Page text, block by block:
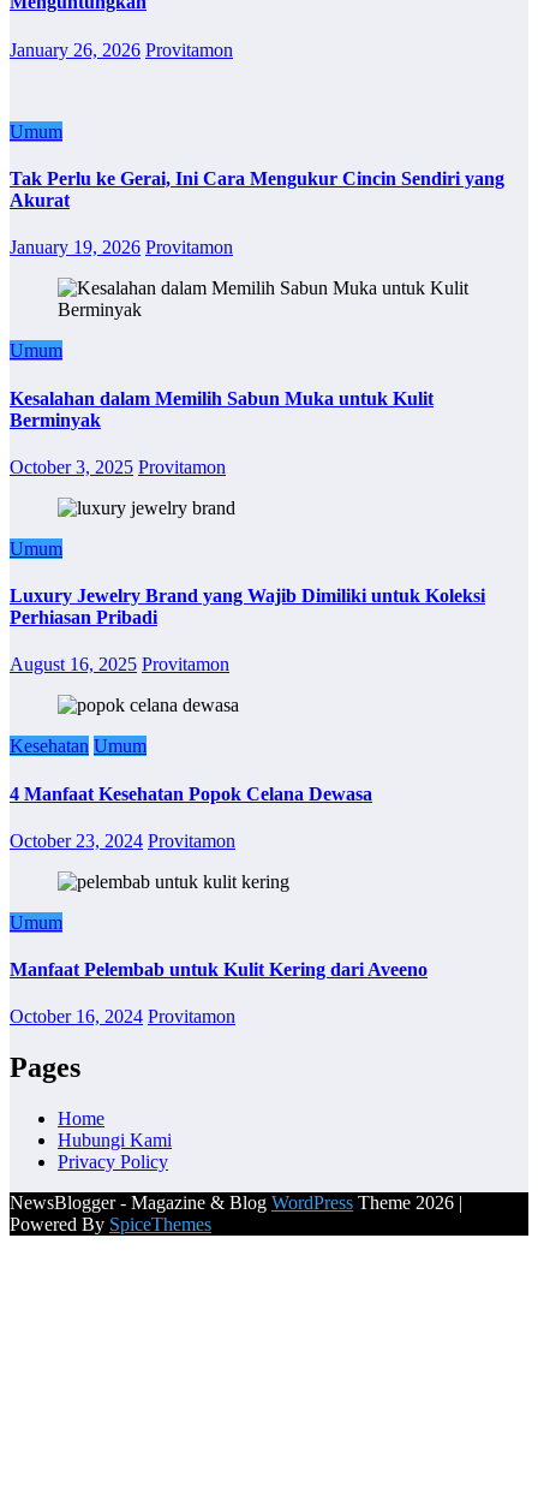
January 26, 2026 Provitamon
Umum
Tak Perlu ke Gerai, Ini Cara Mengukur Cincin Sendiri yang
Akurat
January 19, 2026 Provitamon
Umum
Kesalahan dalam Memilih Sabun Muka untuk Kulit
Berminyak
October 3, 2025 Provitamon
Umum
Luxury Jewelry Brand yang Wajib Dimiliki untuk Koleksi
Perhiasan Pribadi
August 16, 2025 Provitamon
Kesehatan Umum
4 Manfaat Kesehatan Popok Celana Dewasa
October 23, 2024 Provitamon
Umum
Manfaat Pelembab untuk Kulit Kering dari Aveeno
October 16, 2024 Provitamon
Pages
Home
Hubungi Kami
Privacy Policy
NewsBlogger - Magazine & Blog WordPress Theme 2026 |
Powered By SpiceThemes